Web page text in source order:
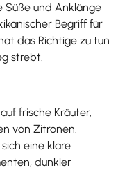
Süße und Anklänge
Begriff für
das Richtige zu tun
strebt.
frische Kräuter,
von Zitronen.
eine klare
dunkler